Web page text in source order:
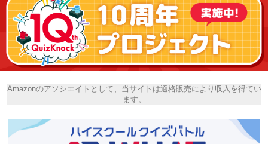
Amazonのアソシエイトとして、当サイトは適格販売により収入を得てい
ます。